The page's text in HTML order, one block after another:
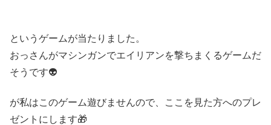
というゲームが当たりました。
おっさんがマシンガンでエイリアンを撃ちまくるゲームだ
そうです👽
が私はこのゲーム遊びませんので、ここを見た方へのプレ
ゼントにします🎁